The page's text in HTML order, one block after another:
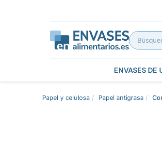
ENVASES DE
Papel y celulosa Papel antigrasa